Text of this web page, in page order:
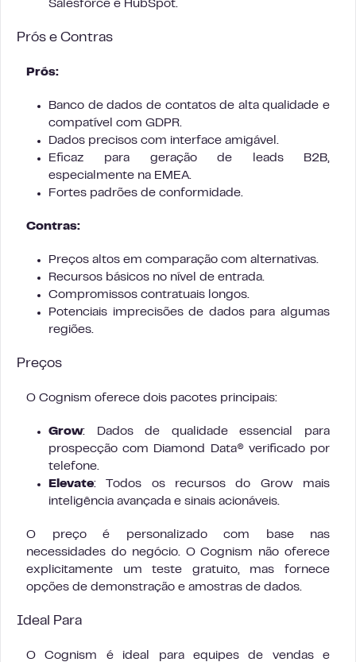
Salesforce e HubSpot.
Prós e Contras
Prós:
Banco de dados de contatos de alta qualidade e
compatível com GDPR.
Dados precisos com interface amigável.
Eficaz para geração de leads B2B,
especialmente na EMEA.
Fortes padrões de conformidade.
Contras:
Preços altos em comparação com alternativas.
Recursos básicos no nível de entrada.
Compromissos contratuais longos.
Potenciais imprecisões de dados para algumas
regiões.
Preços
O Cognism oferece dois pacotes principais:
Grow: Dados de qualidade essencial para
prospecção com Diamond Data® verificado por
telefone.
Elevate: Todos os recursos do Grow mais
inteligência avançada e sinais acionáveis.
O preço é personalizado com base nas
necessidades do negócio. O Cognism não oferece
explicitamente um teste gratuito, mas fornece
opções de demonstração e amostras de dados.
Ideal Para
O Cognism é ideal para equipes de vendas e